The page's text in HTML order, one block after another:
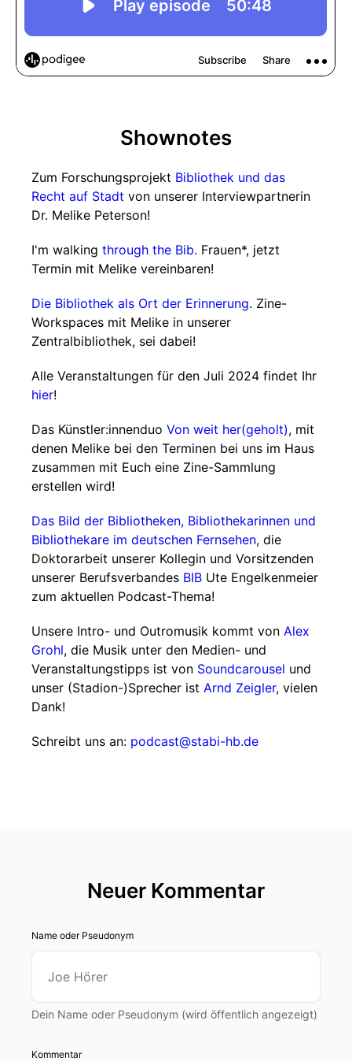
Shownotes
Zum Forschungsprojekt Bibliothek und das
Recht auf Stadt von unserer Interviewpartnerin
Dr. Melike Peterson!
I'm walking through the Bib. Frauen*, jetzt
Termin mit Melike vereinbaren!
Die Bibliothek als Ort der Erinnerung. Zine-
Workspaces mit Melike in unserer
Zentralbibliothek, sei dabei!
Alle Veranstaltungen für den Juli 2024 findet Ihr
hier!
Das Künstler:innenduo Von weit her(geholt), mit
denen Melike bei den Terminen bei uns im Haus
zusammen mit Euch eine Zine-Sammlung
erstellen wird!
Das Bild der Bibliotheken, Bibliothekarinnen und
Bibliothekare im deutschen Fernsehen, die
Doktorarbeit unserer Kollegin und Vorsitzenden
unserer Berufsverbandes BIB Ute Engelkenmeier
zum aktuellen Podcast-Thema!
Unsere Intro- und Outromusik kommt von Alex
Grohl, die Musik unter den Medien- und
Veranstaltungstipps ist von Soundcarousel und
unser (Stadion-)Sprecher ist Arnd Zeigler, vielen
Dank!
Schreibt uns an: podcast@stabi-hb.de
Neuer Kommentar
Name oder Pseudonym
Dein Name oder Pseudonym (wird öffentlich angezeigt)
Kommentar